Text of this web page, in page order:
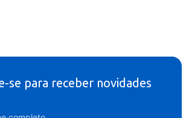
se para receber novidades